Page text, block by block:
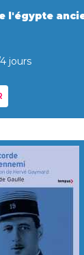
l'égypte
jours